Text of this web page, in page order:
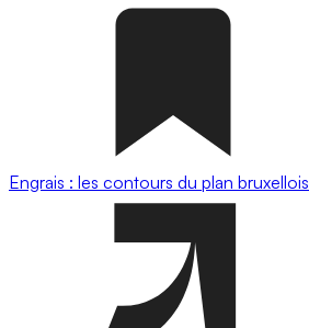
Engrais : les contours du plan bruxellois